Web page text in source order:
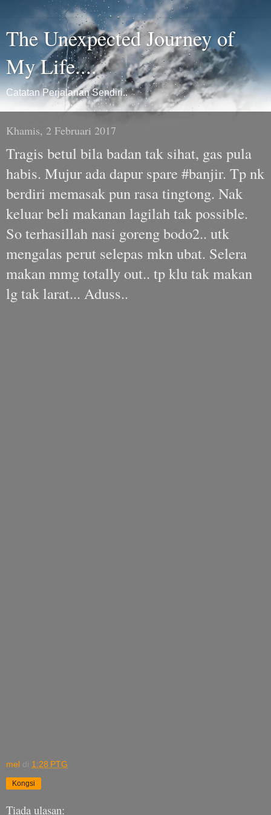
The Unexpected Journey of
My Life....
Catatan Perjalanan Sendiri..
Khamis, 2 Februari 2017
Tragis betul bila badan tak sihat, gas pula
habis. Mujur ada dapur spare #banjir. Tp nk
berdiri memasak pun rasa tingtong. Nak
keluar beli makanan lagilah tak possible.
So terhasillah nasi goreng bodo2.. utk
mengalas perut selepas mkn ubat. Selera
makan mmg totally out.. tp klu tak makan
lg tak larat... Aduss..
mel di 1:28 PTG
Kongsi
Tiada ulasan: